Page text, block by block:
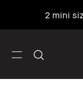
2 mini